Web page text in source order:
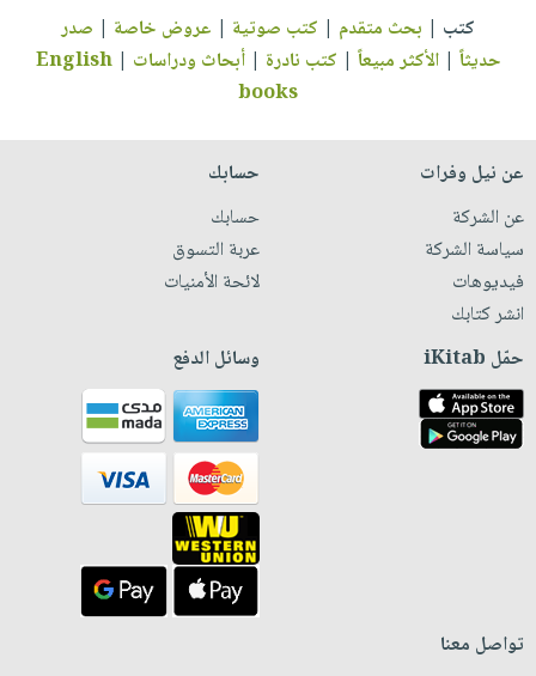
كتب | بحث متقدم | كتب صوتية | عروض خاصة | صدر
حديثاً |الأكثر مبيعاً | كتب نادرة |أبحاث ودراسات |
English
books
عن نيل وفرات
عن الشركة
سياسة الشركة
فيديوهات
انشر كتابك
حسابك
حسابك
عربة التسوق
لائحة الأمنيات
حمّل iKitab وسائل الدفع
تواصل معنا